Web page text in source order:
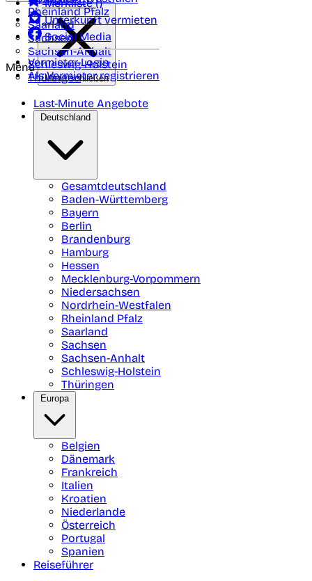
Rheinland Pfalz
Saarland
Sachsen
Sachsen-Anhalt
Schleswig-Holstein
Thüringen
Merkliste ()
Unterkunft vermieten
Social Media
Vermieter-Login
Als Vermieter registrieren
Menü
Menü schließen
Last-Minute Angebote
Deutschland
Gesamtdeutschland
Baden-Württemberg
Bayern
Berlin
Brandenburg
Hamburg
Hessen
Mecklenburg-Vorpommern
Niedersachsen
Nordrhein-Westfalen
Rheinland Pfalz
Saarland
Sachsen
Sachsen-Anhalt
Schleswig-Holstein
Thüringen
Europa
Belgien
Dänemark
Frankreich
Italien
Kroatien
Niederlande
Österreich
Portugal
Spanien
Reiseführer